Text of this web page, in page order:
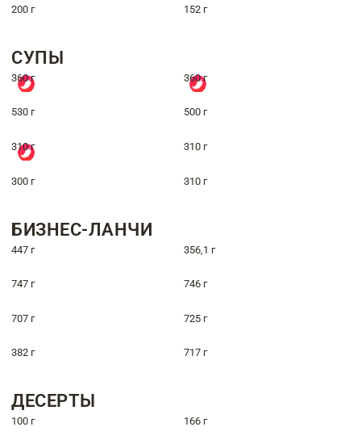
200 г 152 г
СУПЫ
360 г 360 г
530 г 500 г
310 г 310 г
300 г 310 г
БИЗНЕС-ЛАНЧИ
447 г 356,1 г
747 г 746 г
707 г 725 г
382 г 717 г
ДЕСЕРТЫ
100 г 166 г